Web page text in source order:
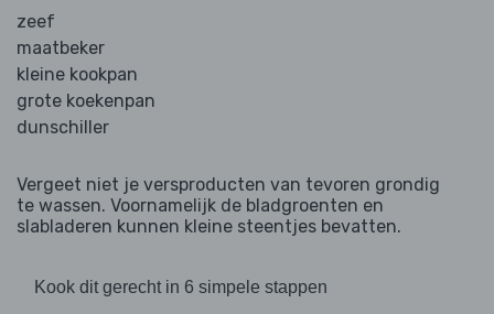
zeef
maatbeker
kleine kookpan
grote koekenpan
dunschiller
Vergeet niet je versproducten van tevoren grondig
te wassen. Voornamelijk de bladgroenten en
slabladeren kunnen kleine steentjes bevatten.
Kook dit gerecht in 6 simpele stappen